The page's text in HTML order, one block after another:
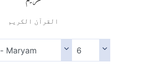
القرآن الكريم